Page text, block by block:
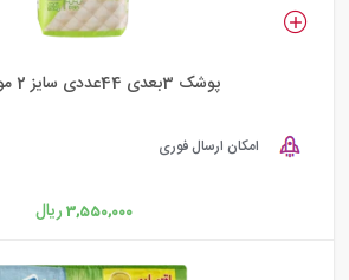
پوشک 3بعدی 44عددی سایز 2 مولفیکس
امکان ارسال فوری
3,550,000 ریال